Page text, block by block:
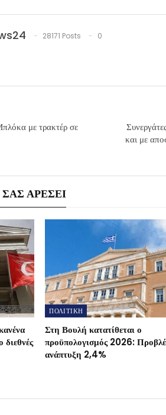
28171 Posts
0
με τρακτέρ σε
και με
ΑΡΈΣΕΙ
διεθνές
ΠΟΛΙΤΙΚΗ
Στη Βουλή κατατίθεται ο
προϋπολογισμός 2026:
ανάπτυξη 2,4%